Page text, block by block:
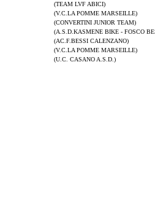
(TEAM LVF ABICI)
(V.C.LA POMME MARSEILLE)
(CONVERTINI JUNIOR TEAM)
(A.S.D.KASMENE BIKE - FOSCO
(AC.F.BESSI CALENZANO)
(V.C.LA POMME MARSEILLE)
(U.C. CASANO A.S.D.)